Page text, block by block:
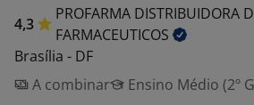
4,3
PROFARMA DISTRIBUIDORA
FARMACEUTICOS
Brasília - DF
A combinar
Ensino Médio (2º